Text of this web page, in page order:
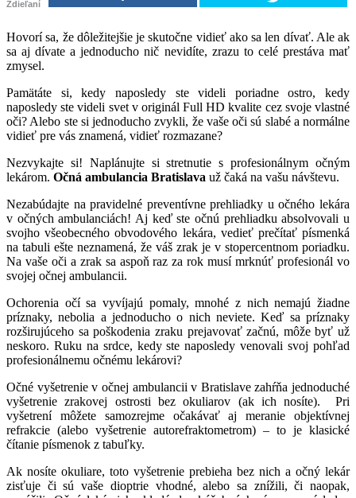
Zdieľaní
Hovorí sa, že dôležitejšie je skutočne vidieť ako sa len dívať. Ale ak
sa aj dívate a jednoducho nič nevidíte, zrazu to celé prestáva mať
zmysel.
Pamätáte si, kedy naposledy ste videli poriadne ostro, kedy
naposledy ste videli svet v originál Full HD kvalite cez svoje vlastné
oči? Alebo ste si jednoducho zvykli, že vaše oči sú slabé a normálne
vidieť pre vás znamená, vidieť rozmazane?
Nezvykajte si! Naplánujte si stretnutie s profesionálnym očným
lekárom. Očná ambulancia Bratislava už čaká na vašu návštevu.
Nezabúdajte na pravidelné preventívne prehliadky u očného lekára
v očných ambulanciách! Aj keď ste očnú prehliadku absolvovali u
svojho všeobecného obvodového lekára, vedieť prečítať písmenká
na tabuli ešte neznamená, že váš zrak je v stopercentnom poriadku.
Na vaše oči a zrak sa aspoň raz za rok musí mrknúť profesionál vo
svojej očnej ambulancii.
Ochorenia očí sa vyvíjajú pomaly, mnohé z nich nemajú žiadne
príznaky, nebolia a jednoducho o nich neviete. Keď sa príznaky
rozširujúceho sa poškodenia zraku prejavovať začnú, môže byť už
neskoro. Ruku na srdce, kedy ste naposledy venovali svoj pohľad
profesionálnemu očnému lekárovi?
Očné vyšetrenie v očnej ambulancii v Bratislave zahŕňa jednoduché
vyšetrenie zrakovej ostrosti bez okuliarov (ak ich nosíte). Pri
vyšetrení môžete samozrejme očakávať aj meranie objektívnej
refrakcie (alebo vyšetrenie autorefraktometrom) – to je klasické
čítanie písmenok z tabuľky.
Ak nosíte okuliare, toto vyšetrenie prebieha bez nich a očný lekár
zisťuje či sú vaše dioptrie vhodné, alebo sa znížili, či naopak,